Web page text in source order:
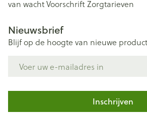
van wachtVoorschriftZorgtarieven
Nieuwsbrief
Blijf op de hoogte van nieuwe
Inschrijven